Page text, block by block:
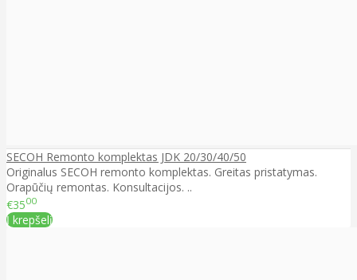
SECOH Remonto komplektas JDK 20/30/40/50
Originalus SECOH remonto komplektas. Greitas pristatymas.
Orapūčių remontas. Konsultacijos. ..
€3500
Į krepšelį